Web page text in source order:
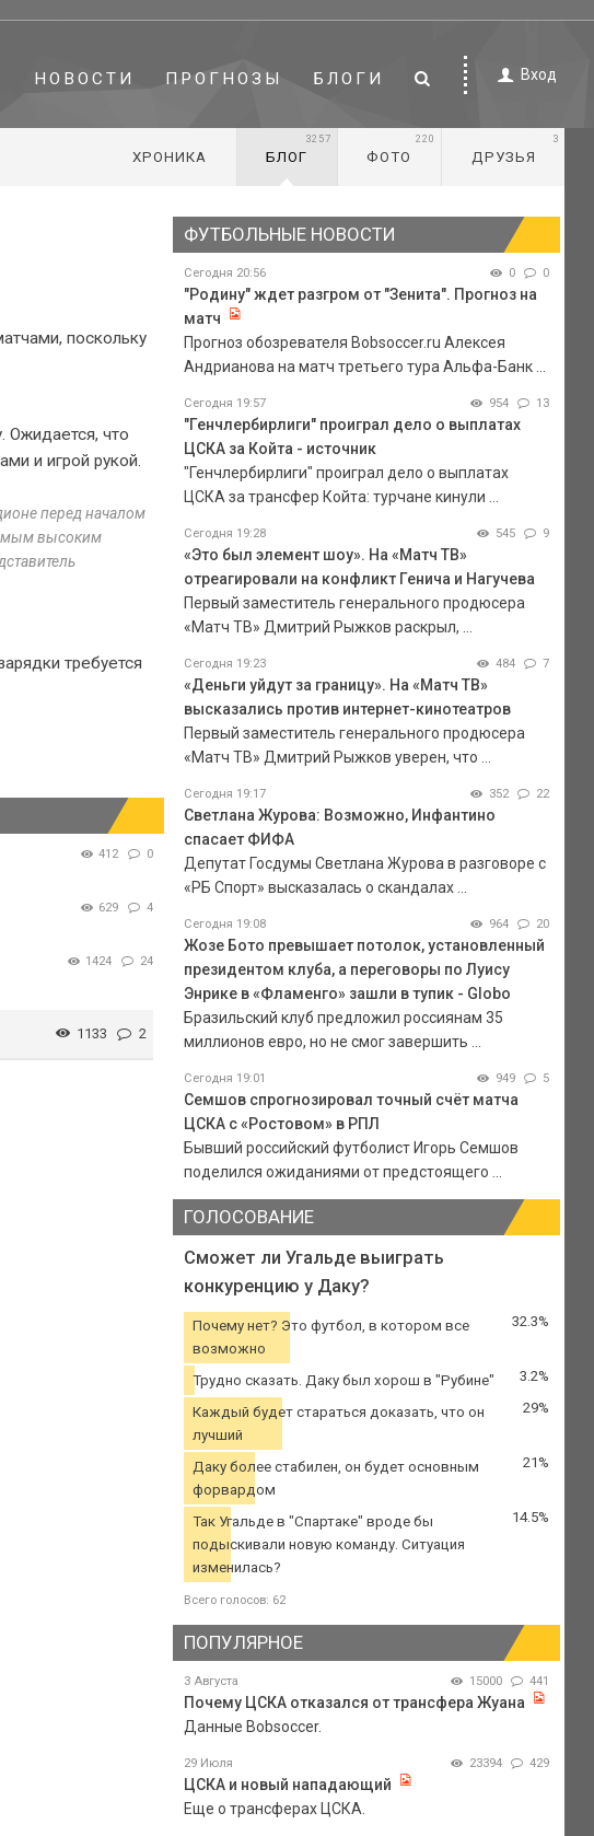
НОВОСТИ ПРОГНОЗЫ БЛОГИ Вход
ХРОНИКА БЛОГ
3257
ФОТО
220
ДРУЗЬЯ
3
поскольку
Ожидается, что
и игрой рукой.
перед началом
высоким
требуется
412 0
629 4
1424 24
1133 2
ФУТБОЛЬНЫЕ НОВОСТИ
Сегодня 20:56 0 0
"Родину" ждет разгром от "Зенита". Прогноз на
матч
Прогноз обозревателя Bobsoccer.ru Алексея
Андрианова на матч третьего тура Альфа-Банк ...
Сегодня 19:57 954 13
"Генчлербирлиги" проиграл дело о выплатах
ЦСКА за Койта - источник
"Генчлербирлиги" проиграл дело о выплатах
ЦСКА за трансфер Койта: турчане кинули ...
Сегодня 19:28 545 9
«Это был элемент шоу». На «Матч ТВ»
отреагировали на конфликт Генича и Нагучева
Первый заместитель генерального продюсера
«Матч ТВ» Дмитрий Рыжков раскрыл, ...
Сегодня 19:23 484 7
«Деньги уйдут за границу». На «Матч ТВ»
высказались против интернет-кинотеатров
Первый заместитель генерального продюсера
«Матч ТВ» Дмитрий Рыжков уверен, что ...
Сегодня 19:17 352 22
Светлана Журова: Возможно, Инфантино
спасает ФИФА
Депутат Госдумы Светлана Журова в разговоре с
«РБ Спорт» высказалась о скандалах ...
Сегодня 19:08 964 20
Жозе Бото превышает потолок, установленный
президентом клуба, а переговоры по Луису
Энрике в «Фламенго» зашли в тупик - Globo
Бразильский клуб предложил россиянам 35
миллионов евро, но не смог завершить ...
Сегодня 19:01 949 5
Семшов спрогнозировал точный счёт матча
ЦСКА с «Ростовом» в РПЛ
Бывший российский футболист Игорь Семшов
поделился ожиданиями от предстоящего ...
ГОЛОСОВАНИЕ
Сможет ли Угальде выиграть
конкуренцию у Даку?
Почему нет? Это футбол, в котором все
возможно
32.3%
Трудно сказать. Даку был хорош в "Рубине" 3.2%
Каждый будет стараться доказать, что он
лучший
29%
Даку более стабилен, он будет основным
форвардом
21%
Так Угальде в "Спартаке" вроде бы
подыскивали новую команду. Ситуация
изменилась?
14.5%
Всего голосов: 62
ПОПУЛЯРНОЕ
3 Августа 15000 441
Почему ЦСКА отказался от трансфера Жуана
Данные Bobsoccer.
29 Июля 23394 429
ЦСКА и новый нападающий
Еще о трансферах ЦСКА.